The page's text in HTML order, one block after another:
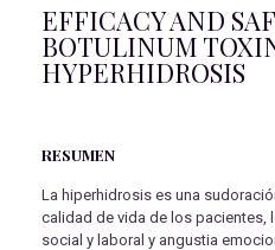
EFFICACY AND
BOTULINUM
HYPERHIDROSIS
RESUMEN
La hiperhidrosis es una
calidad de vida de los pacientes,
social y laboral y angustia